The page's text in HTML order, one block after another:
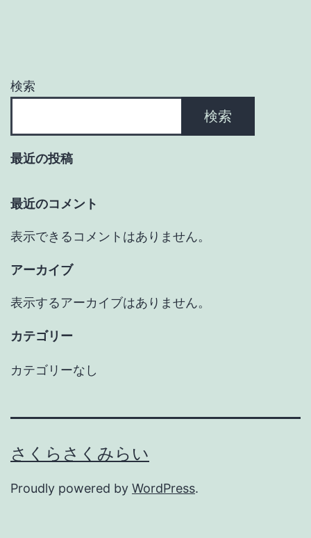
ョ
検索
検索
最近の投稿
最近のコメント
表示できるコメントはありません。
アーカイブ
表示するアーカイブはありません。
カテゴリー
カテゴリーなし
さくらさくみらい
Proudly powered by WordPress.